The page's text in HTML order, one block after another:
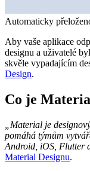
Automaticky
Aby vaše aplikace
designu a uživatelé
skvěle vypadajícím
Design.
Co je
„Material je
pomáhá týmům
Android, iOS, Flutter
Material Designu.